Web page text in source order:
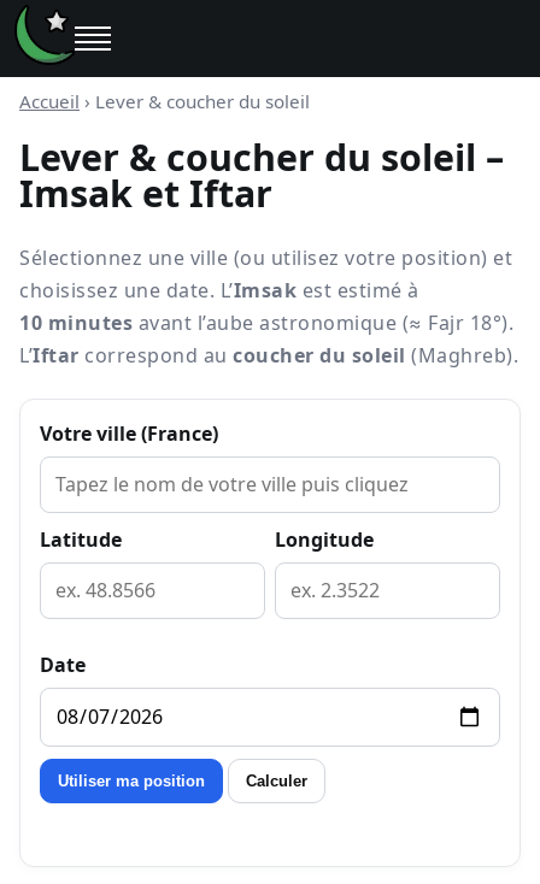
Accueil › Lever & coucher du soleil
Lever & coucher du soleil –
Imsak et Iftar
Sélectionnez une ville (ou utilisez votre position) et
choisissez une date. L’Imsak est estimé à
10 minutes avant l’aube astronomique (≈ Fajr 18°).
L’Iftar correspond au coucher du soleil (Maghreb).
Votre ville (France)
Latitude Longitude
Date
Actions
Utiliser ma position Calculer